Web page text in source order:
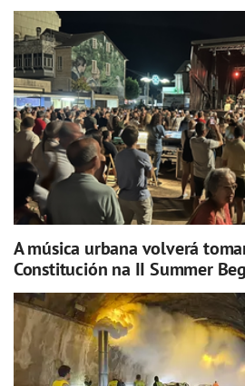
A música urbana volverá
Constitución na II Summer